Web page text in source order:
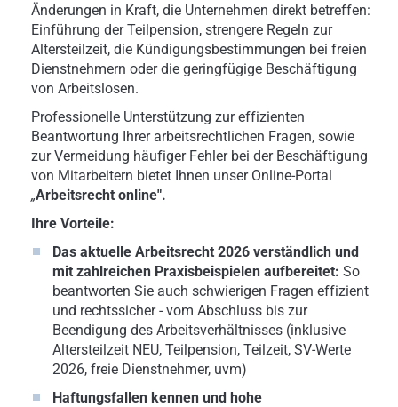
Änderungen in Kraft, die Unternehmen direkt betreffen:
Einführung der Teilpension, strengere Regeln zur
Altersteilzeit, die Kündigungsbestimmungen bei freien
Dienstnehmern oder die geringfügige Beschäftigung
von Arbeitslosen.
Professionelle Unterstützung zur effizienten
Beantwortung Ihrer arbeitsrechtlichen Fragen, sowie
zur Vermeidung häufiger Fehler bei der Beschäftigung
von Mitarbeitern bietet Ihnen unser Online-Portal
„Arbeitsrecht online".
Ihre Vorteile:
Das aktuelle Arbeitsrecht 2026 verständlich und
mit zahlreichen Praxisbeispielen aufbereitet: So
beantworten Sie auch schwierigen Fragen effizient
und rechtssicher - vom Abschluss bis zur
Beendigung des Arbeitsverhältnisses (inklusive
Altersteilzeit NEU, Teilpension, Teilzeit, SV-Werte
2026, freie Dienstnehmer, uvm)
Haftungsfallen kennen und hohe